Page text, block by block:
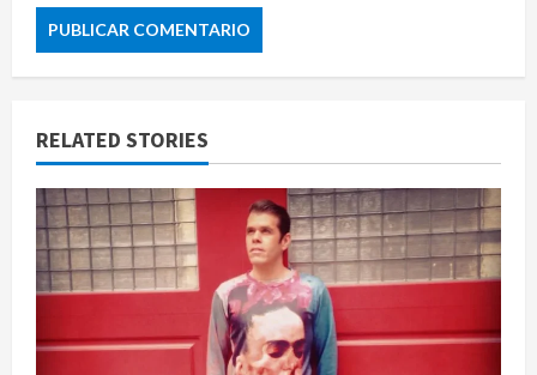
RELATED STORIES